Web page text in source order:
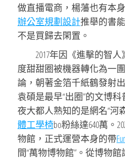
做直播電商，楊藩也有本
辦公室規劃設計推舉的書
不是買歸去閑置。
2017年因《進擊的智
度甜甜圈被機器轉化為一
論，朝著金箔千紙鶴發射
袁碩是最早“出圈”的文博
夜大都人熟知的是網名“河
體工學椅bo粉絲達640萬。
物館，正式運營本身的帶
間“萬物博物館”。從博物